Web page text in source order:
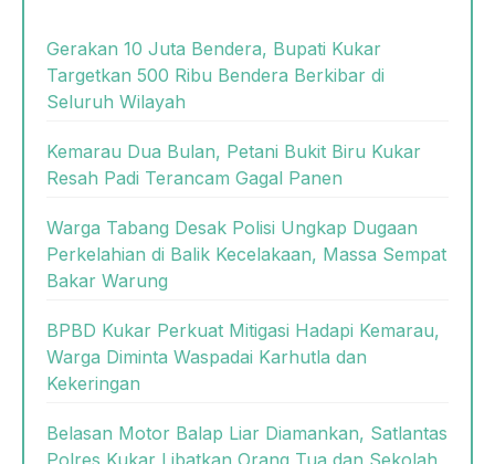
Gerakan 10 Juta Bendera, Bupati Kukar
Targetkan 500 Ribu Bendera Berkibar di
Seluruh Wilayah
Kemarau Dua Bulan, Petani Bukit Biru Kukar
Resah Padi Terancam Gagal Panen
Warga Tabang Desak Polisi Ungkap Dugaan
Perkelahian di Balik Kecelakaan, Massa Sempat
Bakar Warung
BPBD Kukar Perkuat Mitigasi Hadapi Kemarau,
Warga Diminta Waspadai Karhutla dan
Kekeringan
Belasan Motor Balap Liar Diamankan, Satlantas
Polres Kukar Libatkan Orang Tua dan Sekolah